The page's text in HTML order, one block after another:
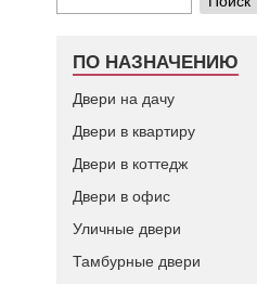
ПО НАЗНАЧЕНИЮ
Двери на дачу
Двери в квартиру
Двери в коттедж
Двери в офис
Уличные двери
Тамбурные двери